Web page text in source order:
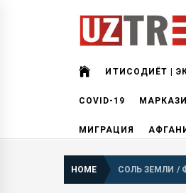
uztrend
ИҚТИСОДИЁТ |
COVID-19
МИГРАЦИЯ
HOME СОЛЬ ЗЕМЛИ /